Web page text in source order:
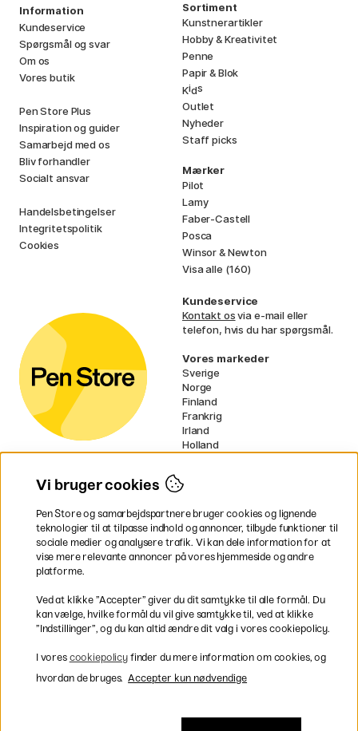
Information
Kundeservice
Spørgsmål og svar
Om os
Vores butik
Pen Store Plus
Inspiration og guider
Samarbejd med os
Bliv forhandler
Socialt ansvar
Handelsbetingelser
Integritetspolitik
Cookies
Sortiment
Kunstnerartikler
Hobby & Kreativitet
Penne
Papir & Blok
Kids
Outlet
Nyheder
Staff picks
Mærker
Pilot
Lamy
Faber-Castell
Posca
Winsor & Newton
Visa alle (160)
Kundeservice
Kontakt osvia e-mail eller
telefon, hvis du har spørgsmål.
Vores markeder
Sverige
Norge
Finland
Frankrig
Irland
Holland
EU
* Specifikkefragtvilkår gælder for
voluminøse varer.
Hurtig levering til hele Danmark
Vi bruger cookies
Pen Store og samarbejdspartnere bruger cookies og lignende
teknologier til at tilpasse indhold og annoncer, tilbyde funktioner til
sociale medier og analysere trafik. Vi kan dele information for at
vise mere relevante annoncer på vores hjemmeside og andre
platforme.
Ved at klikke ”Accepter” giver du dit samtykke til alle formål. Du
kan vælge, hvilke formål du vil give samtykke til, ved at klikke
”Indstillinger”, og du kan altid ændre dit valg i vores cookiepolicy.
I vores cookiepolicyfinder du mere information om cookies, og
hvordan de bruges. Accepter kun nødvendige